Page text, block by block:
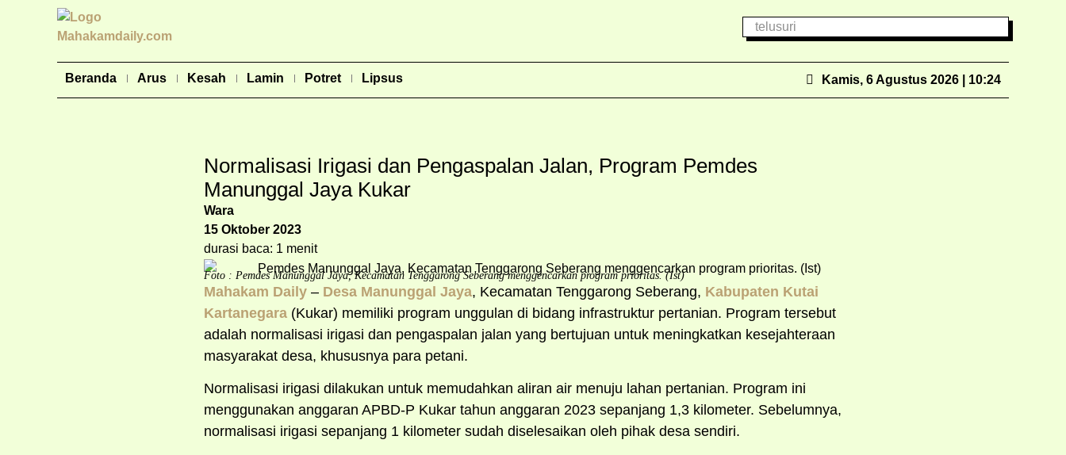
Beranda Arus Kesah Lamin Potret Lipsus Kamis, 6 Agustus 2026 | 10:24
Normalisasi Irigasi dan Pengaspalan Jalan, Program Pemdes
Manunggal Jaya Kukar
Wara
15 Oktober 2023
durasi baca: 1 menit
Foto : Pemdes Manunggal Jaya, Kecamatan Tenggarong Seberang menggencarkan program prioritas. (Ist)
Mahakam Daily– Desa Manunggal Jaya, Kecamatan Tenggarong Seberang, Kabupaten Kutai
Kartanegara(Kukar) memiliki program unggulan di bidang infrastruktur pertanian. Program tersebut
adalah normalisasi irigasi dan pengaspalan jalan yang bertujuan untuk meningkatkan kesejahteraan
masyarakat desa, khususnya para petani.
Normalisasi irigasi dilakukan untuk memudahkan aliran air menuju lahan pertanian. Program ini
menggunakan anggaran APBD-P Kukar tahun anggaran 2023 sepanjang 1,3 kilometer. Sebelumnya,
normalisasi irigasi sepanjang 1 kilometer sudah diselesaikan oleh pihak desa sendiri.